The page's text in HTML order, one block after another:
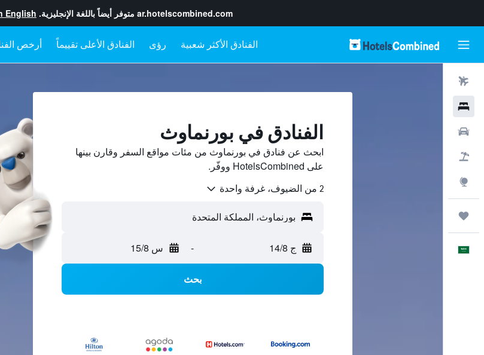
ar.hotelscombined.com متوفر أيضاً باللغة الإنجليزية. English
رؤى الفنادق الأعلى تقييماً أرخص
الفنادق في بورنماوث
ابحث عن فنادق في بورنماوث من مئات مواقع السفر وقارن بينها
على HotelsCombined ووفّر.
2 من الضيوف، غرفة واحدة
ج 14/8 - س 15/8
بحث